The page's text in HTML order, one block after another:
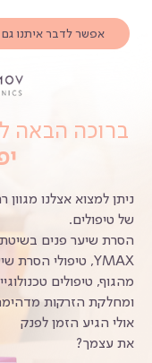
אפשר לדבר איתנו גם במספר
ברוכה הבאה
ניתן למצוא אצלנו מגוון
של טיפולים.
הסרת שיער פנים בשיטת
YMAX, טיפולי הסרת שיער
מהגוף, טיפולים
ומחלקת הזרקות
אולי הגיע הזמן לפנק
את עצמך?